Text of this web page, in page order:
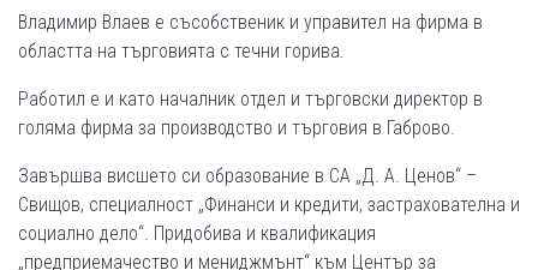
Владимир Влаев е съсобственик и управител на фирма в
областта на търговията с течни горива.
Работил е и като началник отдел и търговски директор в
голяма фирма за производство и търговия в Габрово.
Завършва висшето си образование в СА „Д. А. Ценов“ –
Свищов, специалност „Финанси и кредити, застрахователна и
социално дело“. Придобива и квалификация
„предприемачество и мениджмънт“ към Център за